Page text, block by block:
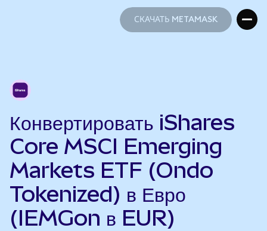
СКАЧАТЬ METAMASK
Конвертировать iShares
Core MSCI Emerging
Markets ETF (Ondo
Tokenized) в Евро
(IEMGon в EUR)